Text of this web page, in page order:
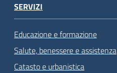
SERVIZI
Educazione e formazione
Salute, benessere e assistenza
Catasto e urbanistica